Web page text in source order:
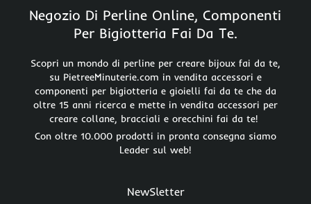
Negozio Di Perline Online, Componenti
Per Bigiotteria Fai Da Te.
Scopri un mondo di perline per creare bijoux fai da te,
su PietreeMinuterie.com in vendita accessori e
componenti per bigiotteria e gioielli fai da te che da
oltre 15 anni ricerca e mette in vendita accessori per
creare collane, bracciali e orecchini fai da te!
Con oltre 10.000 prodotti in pronta consegna siamo
Leader sul web!
NewSletter